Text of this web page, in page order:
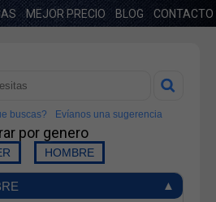
MEJOR PRECIO BLOG CONTACTO
buscas? Evíanos una sugerencia
por genero